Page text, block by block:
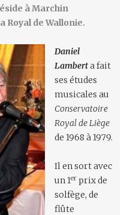
à Marchin
Royal de Wallonie.
Daniel
Lamberta fait
ses études
musicales au
Conservatoire
Royal de Liège
de 1968 à 1979.
Il en sort avec
un 1er prix de
solfège, de
flûte